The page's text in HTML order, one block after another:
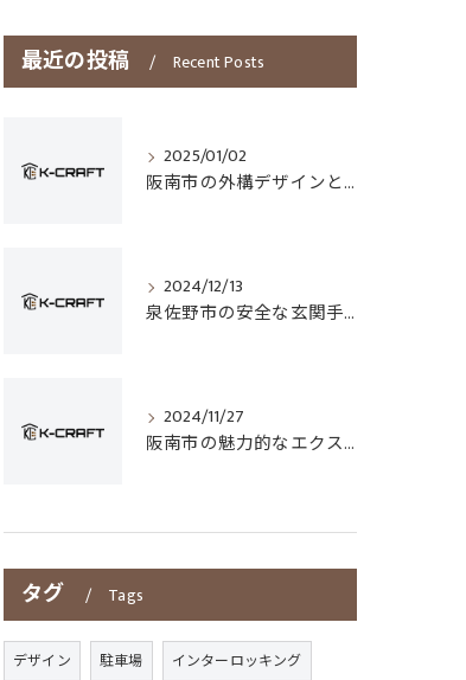
最近の投稿 Recent Posts
2025/01/02
阪南市の外構デザインとフェンス選びのポイント
2024/12/13
泉佐野市の安全な玄関手すり設置技術
2024/11/27
阪南市の魅力的なエクステリアデザイン
タグ Tags
デザイン 駐車場
インターロッキング